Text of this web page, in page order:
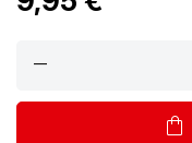
remove
shopping_bag